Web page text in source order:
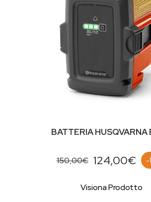
BATTERIA HUSQVARNA
150,00€ 124,00€ -
Visiona Prodotto